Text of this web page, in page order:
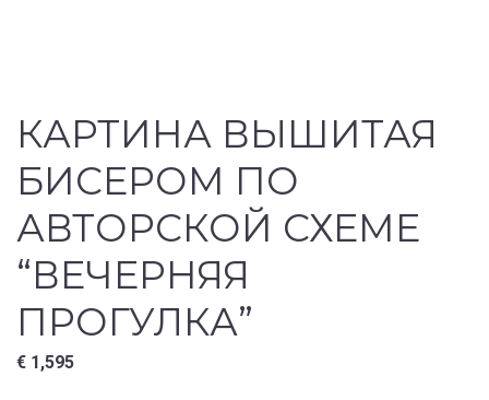
КАРТИНА ВЫШИТАЯ
БИСЕРОМ ПО
АВТОРСКОЙ СХЕМЕ
“ВЕЧЕРНЯЯ
ПРОГУЛКА”
€ 1,595